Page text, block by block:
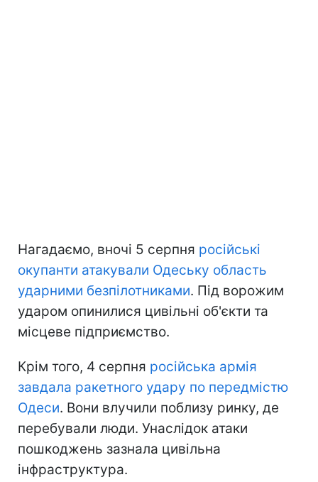
Нагадаємо, вночі 5 серпня російські
окупанти атакували Одеську область
ударними безпілотниками. Під ворожим
ударом опинилися цивільні об'єкти та
місцеве підприємство.
Крім того, 4 серпня російська армія
завдала ракетного удару по передмістю
Одеси. Вони влучили поблизу ринку, де
перебували люди. Унаслідок атаки
пошкоджень зазнала цивільна
інфраструктура.